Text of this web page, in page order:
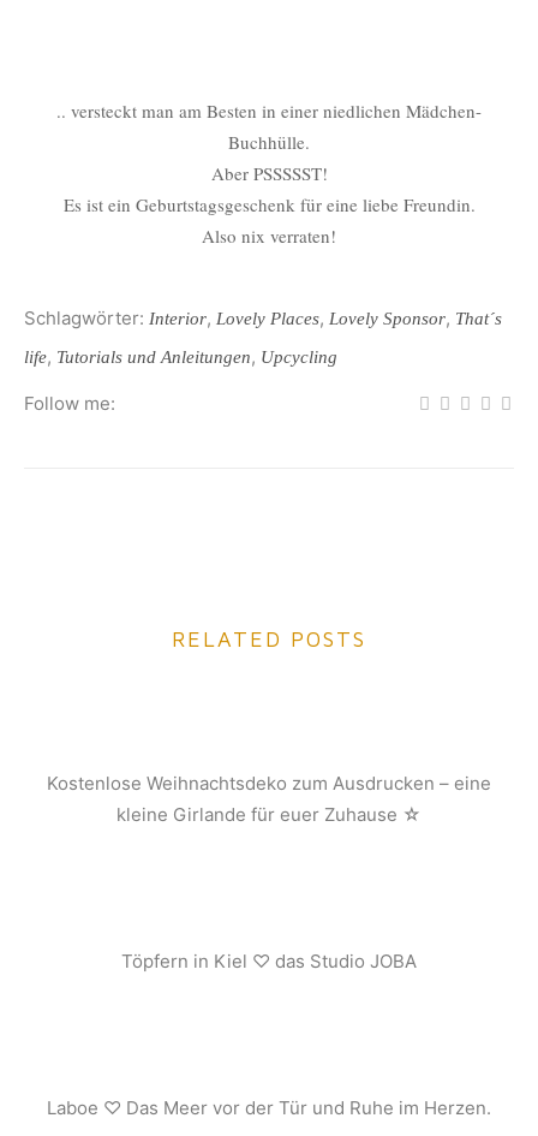
.. versteckt man am Besten in einer niedlichen Mädchen-
Buchhülle.
Aber PSSSSST!
Es ist ein Geburtstagsgeschenk für eine liebe Freundin.
Also nix verraten!
Schlagwörter: Interior, Lovely Places, Lovely Sponsor, That´s
life, Tutorials und Anleitungen, Upcycling
Follow me:
RELATED POSTS
Kostenlose Weihnachtsdeko zum Ausdrucken – eine
kleine Girlande für euer Zuhause ☆
Töpfern in Kiel ♡ das Studio JOBA
Laboe ♡ Das Meer vor der Tür und Ruhe im Herzen.